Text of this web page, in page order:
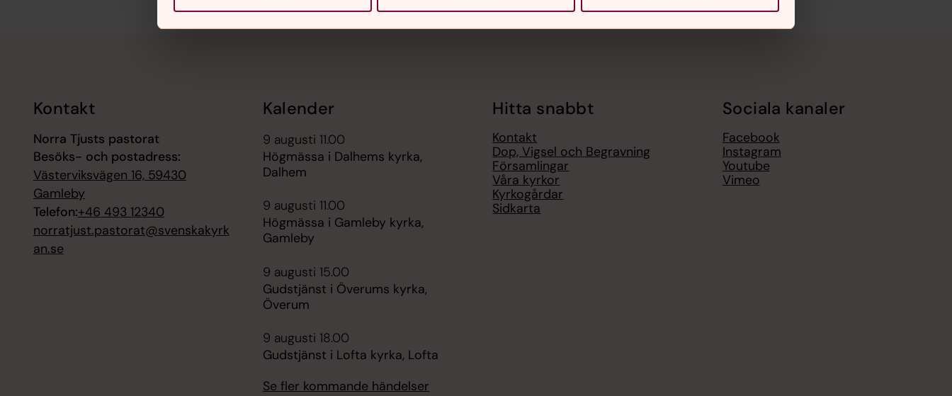
Kontakt
Norra Tjusts pastorat
Besöks- och postadress:
Västerviksvägen 16, 59430
Gamleby
Telefon:+46 493 12340
norratjust.pastorat@svenskakyrk
an.se
Kalender
9 augusti 11.00
Högmässa i Dalhems kyrka,
Dalhem
9 augusti 11.00
Högmässa i Gamleby kyrka,
Gamleby
9 augusti 15.00
Gudstjänst i Överums kyrka,
Överum
9 augusti 18.00
Gudstjänst i Lofta kyrka, Lofta
Se fler kommande händelser
Hitta snabbt
Kontakt
Dop, Vigsel och Begravning
Församlingar
Våra kyrkor
Kyrkogårdar
Sidkarta
Sociala kanaler
Facebook
Instagram
Youtube
Vimeo